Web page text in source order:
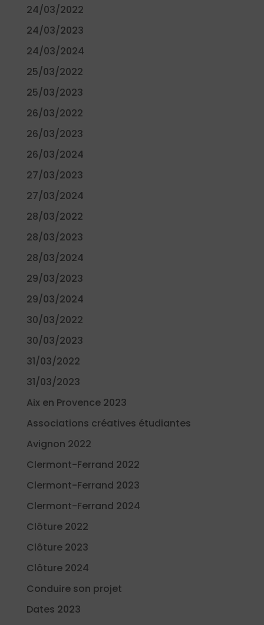
24/03/2022
24/03/2023
24/03/2024
25/03/2022
25/03/2023
26/03/2022
26/03/2023
26/03/2024
27/03/2023
27/03/2024
28/03/2022
28/03/2023
28/03/2024
29/03/2023
29/03/2024
30/03/2022
30/03/2023
31/03/2022
31/03/2023
Aix en Provence 2023
Associations créatives étudiantes
Avignon 2022
Clermont-Ferrand 2022
Clermont-Ferrand 2023
Clermont-Ferrand 2024
Clôture 2022
Clôture 2023
Clôture 2024
Conduire son projet
Dates 2023